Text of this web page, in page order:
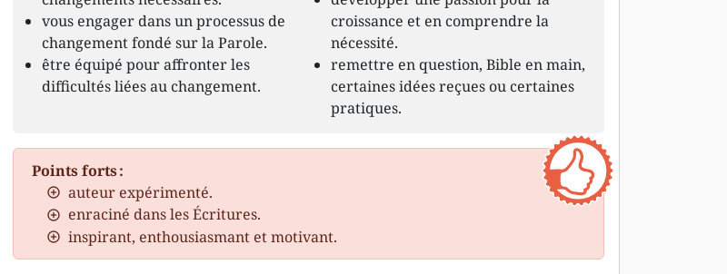
vous engager dans un processus de
changement fondé sur la Parole.
être équipé pour affronter les
difficultés liées au changement.
croissance et en comprendre la
nécessité.
remettre en question, Bible en main,
certaines idées reçues ou certaines
pratiques.
Points forts :
auteur expérimenté.
enraciné dans les Écritures.
inspirant, enthousiasmant et motivant.